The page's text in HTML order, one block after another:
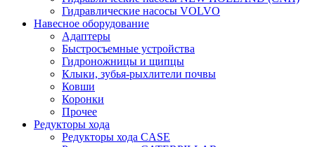
Гидравлические насосы VOLVO
Навесное оборудование
Адаптеры
Быстросъемные устройства
Гидроножницы и щипцы
Клыки, зубья-рыхлители почвы
Ковши
Коронки
Прочее
Редукторы хода
Редукторы хода CASE